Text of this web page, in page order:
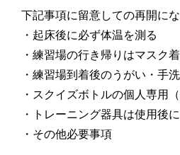
下記事項に留意しての再開にな
・起床後に必ず体温を測る
・練習場の行き帰りはマスク
・練習場到着後のうがい・手
・スクイズボトルの個人専用（
・トレーニング器具は使用後
・その他必要事項